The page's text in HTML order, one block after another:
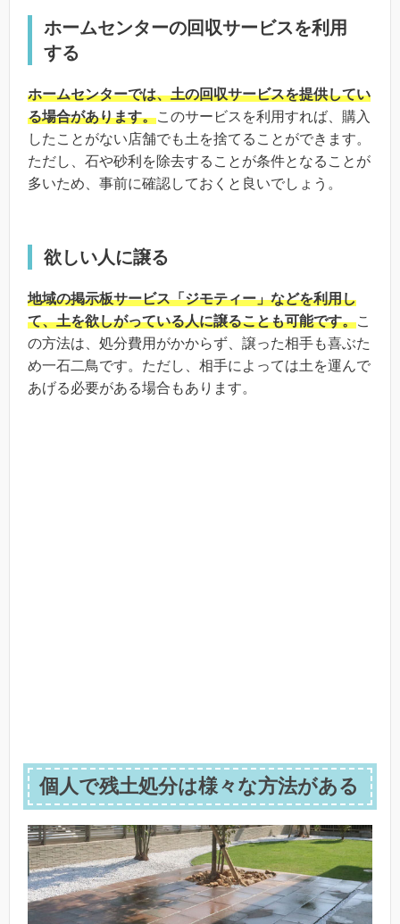
ホームセンターの回収サービスを利用
する
ホームセンターでは、土の回収サービスを提供してい
る場合があります。このサービスを利用すれば、購入
したことがない店舗でも土を捨てることができます。
ただし、石や砂利を除去することが条件となることが
多いため、事前に確認しておくと良いでしょう。
欲しい人に譲る
地域の掲示板サービス「ジモティー」などを利用し
て、土を欲しがっている人に譲ることも可能です。こ
の方法は、処分費用がかからず、譲った相手も喜ぶた
め一石二鳥です。ただし、相手によっては土を運んで
あげる必要がある場合もあります。
個人で残土処分は様々な方法がある